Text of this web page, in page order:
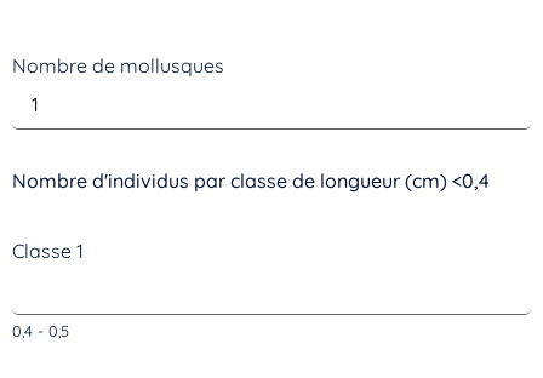
Nombre de mollusques
Nombre d'individus par classe de longueur (cm) <0,4
Classe 1
0,4 - 0,5